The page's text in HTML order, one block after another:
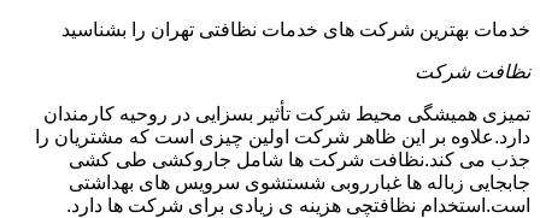
خدمات بهترین شرکت های خدمات نظافتی تهران را بشناسید
نظافت شرکت
تمیزی همیشگی محیط شرکت تأثیر بسزایی در روحیه کارمندان
دارد.علاوه بر این ظاهر شرکت اولین چیزی است که مشتریان را
جذب می کند.نظافت شرکت ها شامل جاروکشی طی کشی
جابجایی زباله ها غبارروبی شستشوی سرویس های بهداشتی
است.استخدام نظافتچی هزینه ی زیادی برای شرکت ها دارد.